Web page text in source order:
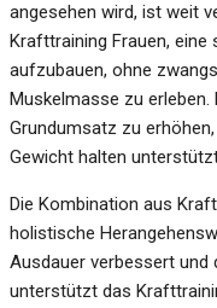
angesehen wird, ist weit
Krafttraining Frauen,
aufzubauen, ohne
Muskelmasse zu
Grundumsatz zu
Gewicht halten
Die Kombination aus
holistische
Ausdauer verbessert
unterstützt das